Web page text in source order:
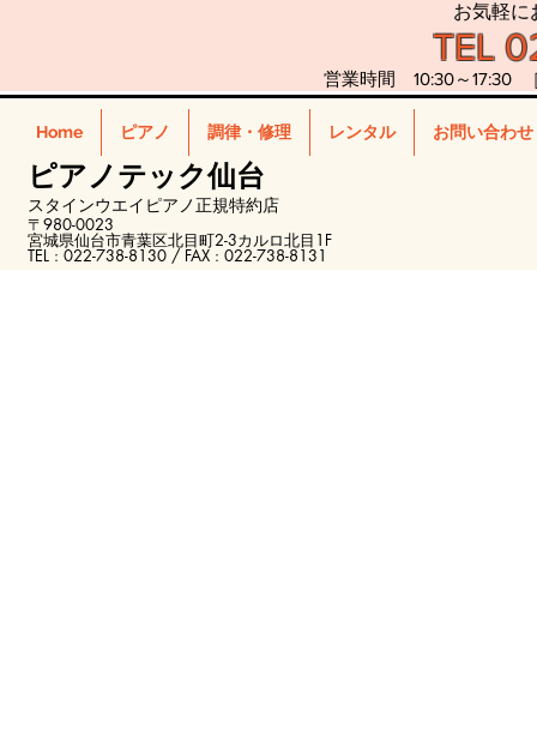
お気軽に
TEL
営業時間 10:30～17:30
Home ピアノ 調律・修理 レンタル お問い合わせ
ピアノテック仙台
スタインウエイピアノ正規特約店
〒980-0023
宮城県仙台市青葉区北目町2-3カルロ北目1F
TEL : 022-738-8130 / FAX : 022-738-8131